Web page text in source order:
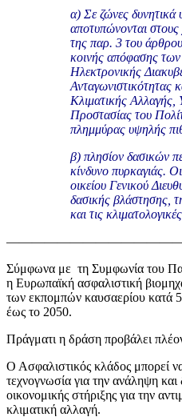
α) Σε ζώνες
αποτυπώνονται στους
της παρ. 3 του
κοινής απόφασης
Ηλεκτρονικής
Ανταγωνιστικότητας
Κλιματικής
Προστασίας του
πλημμύρας υψηλής
β) πλησίον δασικών
κίνδυνο πυρκαγιάς.
οικείου Γενικού
δασικής βλάστησης,
και τις
Σύμφωνα με τη Συμφωνία του
η Ευρωπαϊκή ασφαλιστική
των εκπομπών καυσαερίου κατά
έως το 2050.
Πράγματι η δράση προβάλει
Ο Ασφαλιστικός κλάδος μπορεί να
τεχνογνωσία για την ανάληψη και
οικονομικής στήριξης για την
κλιματική αλλαγή.